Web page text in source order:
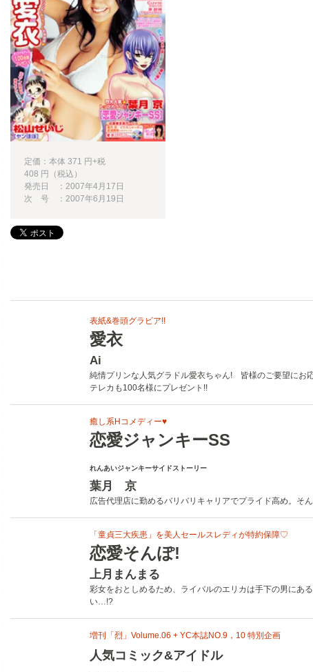
定価：本体 371 円+税
408 円（税込）
発売日 ：2007年4月17日
次 号 ：2007年6月19日
表紙&巻頭グラビア!!
愛衣
Ai
純情プリンな人気グラドル愛衣ちゃん! 皆様のご要望に
テレカも100名様にプレゼント!!
癒し系Hコメディー♥
恋愛ジャンキーSS
れんあいジャンキーサイドストーリー
葉月 京
広告代理店に勤めるバリバリキャリアでプライド高め。
「童貞三大疾患」を美人セールスレディが特約保障♡
恋愛そんぽ!
上月まんまる
彩女をおとしめるため、ライバルのエリカは手下の男にあ
い…!?
増刊「烈」Volume.06 + YC本誌NO.9，10 特別企画
人気コミック&アイドル